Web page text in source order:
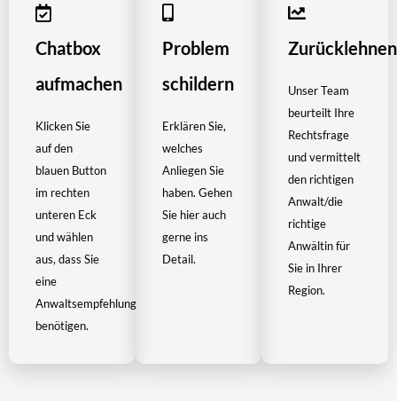
Chatbox
aufmachen
Klicken Sie
auf den
blauen Button
im rechten
unteren Eck
und wählen
aus, dass Sie
eine
Anwaltsempfehlung
benötigen.
Problem
schildern
Erklären Sie,
welches
Anliegen Sie
haben. Gehen
Sie hier auch
gerne ins
Detail.
Zurücklehnen
Unser Team
beurteilt Ihre
Rechtsfrage
und vermittelt
den richtigen
Anwalt/die
richtige
Anwältin für
Sie in Ihrer
Region.